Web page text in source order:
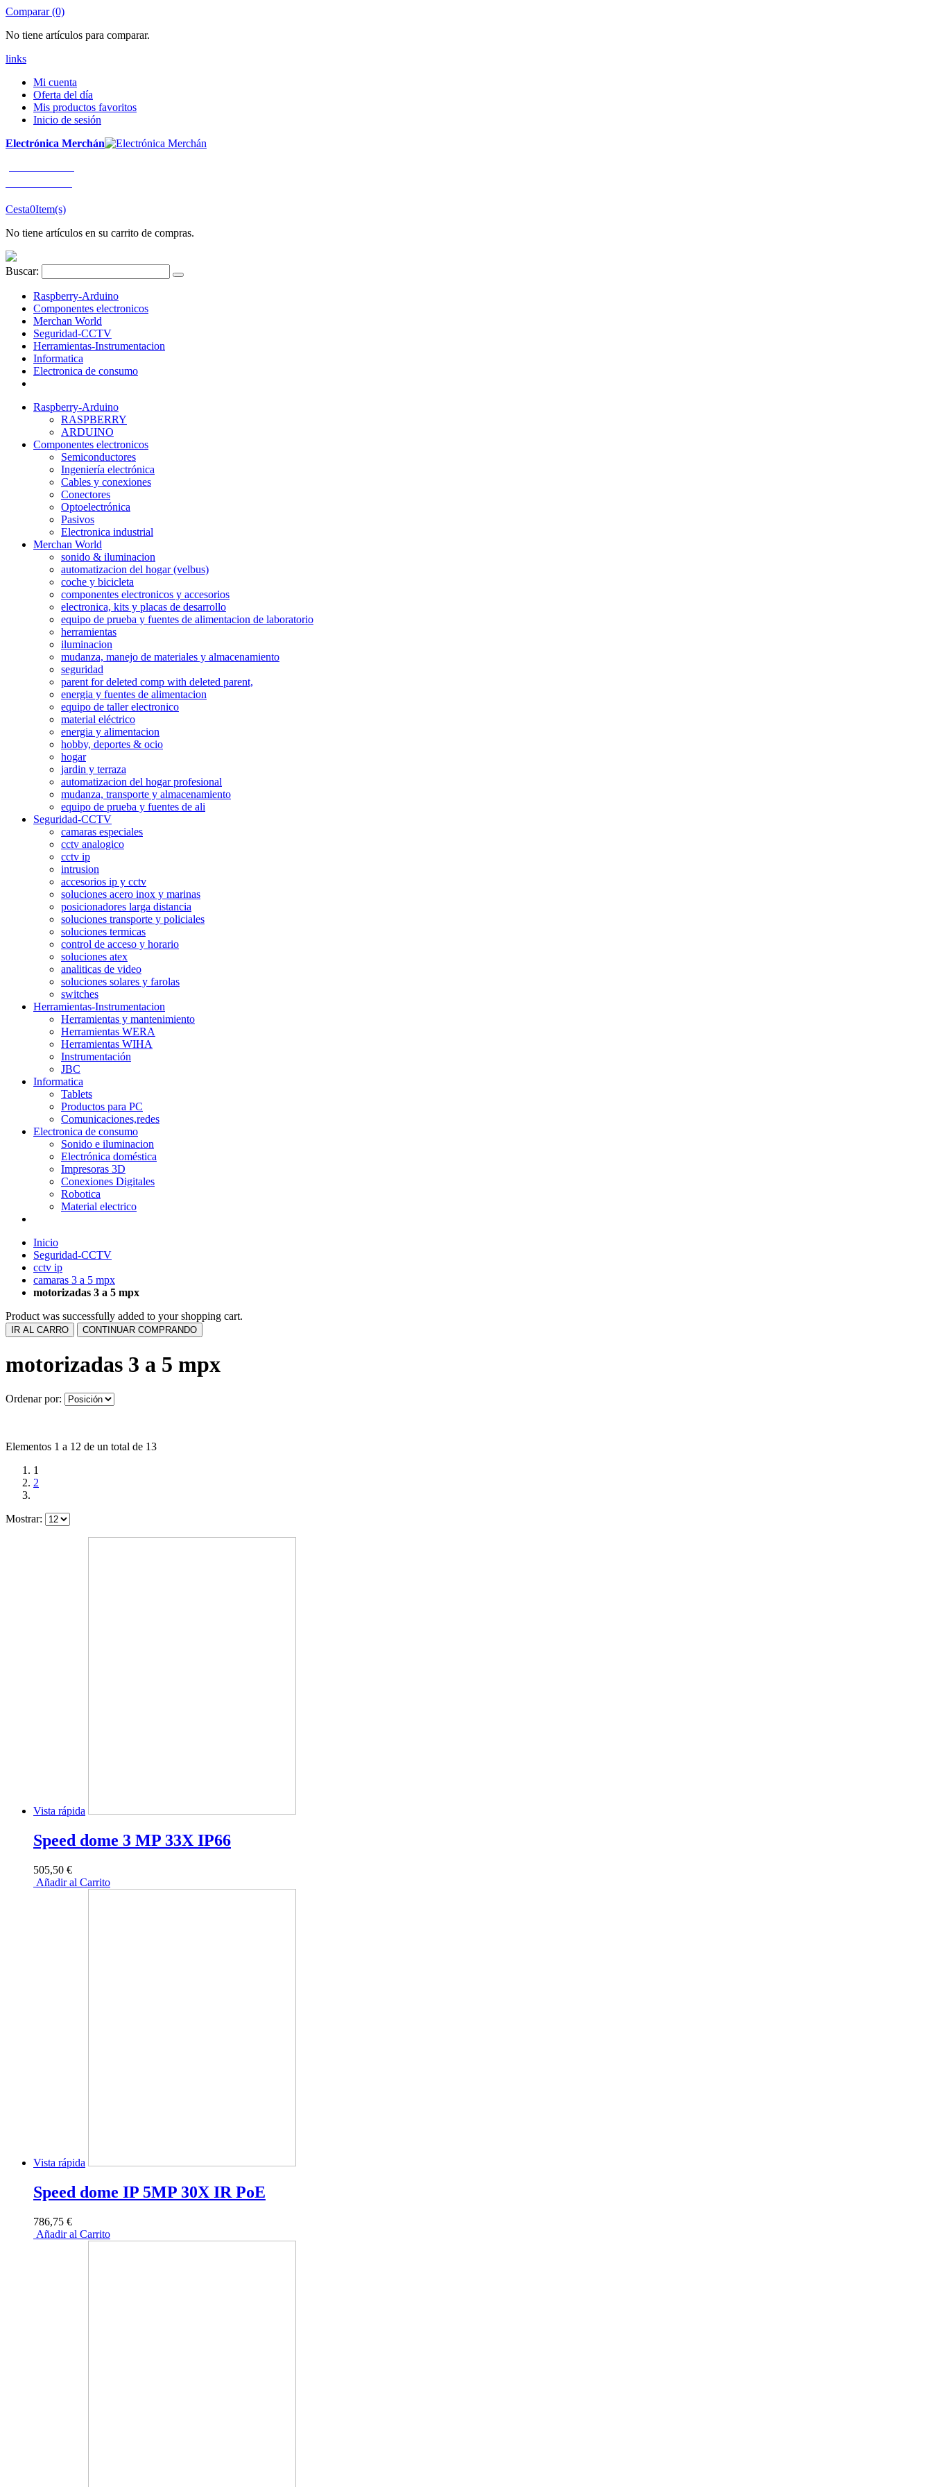
Comparar (0)
No tiene artículos para comparar.
links
Mi cuenta
Oferta del día
Mis productos favoritos
Inicio de sesión
Electrónica Merchán
Cesta0Item(s)
No tiene artículos en su carrito de compras.
Buscar:
Raspberry-Arduino
Componentes electronicos
Merchan World
Seguridad-CCTV
Herramientas-Instrumentacion
Informatica
Electronica de consumo
Raspberry-Arduino
RASPBERRY
ARDUINO
Componentes electronicos
Semiconductores
Ingeniería electrónica
Cables y conexiones
Conectores
Optoelectrónica
Pasivos
Electronica industrial
Merchan World
sonido & iluminacion
automatizacion del hogar (velbus)
coche y bicicleta
componentes electronicos y accesorios
electronica, kits y placas de desarrollo
equipo de prueba y fuentes de alimentacion de laboratorio
herramientas
iluminacion
mudanza, manejo de materiales y almacenamiento
seguridad
parent for deleted comp with deleted parent,
energia y fuentes de alimentacion
equipo de taller electronico
material eléctrico
energia y alimentacion
hobby, deportes & ocio
hogar
jardin y terraza
automatizacion del hogar profesional
mudanza, transporte y almacenamiento
equipo de prueba y fuentes de ali
Seguridad-CCTV
camaras especiales
cctv analogico
cctv ip
intrusion
accesorios ip y cctv
soluciones acero inox y marinas
posicionadores larga distancia
soluciones transporte y policiales
soluciones termicas
control de acceso y horario
soluciones atex
analiticas de video
soluciones solares y farolas
switches
Herramientas-Instrumentacion
Herramientas y mantenimiento
Herramientas WERA
Herramientas WIHA
Instrumentación
JBC
Informatica
Tablets
Productos para PC
Comunicaciones,redes
Electronica de consumo
Sonido e iluminacion
Electrónica doméstica
Impresoras 3D
Conexiones Digitales
Robotica
Material electrico
Inicio
Seguridad-CCTV
cctv ip
camaras 3 a 5 mpx
motorizadas 3 a 5 mpx
Product was successfully added to your shopping cart.
IR AL CARRO CONTINUAR COMPRANDO
motorizadas 3 a 5 mpx
Ordenar por:
Elementos 1 a 12 de un total de 13
1
2
Mostrar:
Vista rápida
Speed dome 3 MP 33X IP66
505,50 €
Añadir al Carrito
Vista rápida
Speed dome IP 5MP 30X IR PoE
786,75 €
Añadir al Carrito